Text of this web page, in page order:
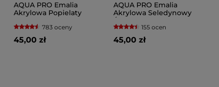
AQUA PRO Emalia
Akrylowa Popielaty
783 oceny
45,00 zł
AQUA PRO Emalia
Akrylowa Seledynowy
Średni RAL 6019
155 ocen
45,00 zł